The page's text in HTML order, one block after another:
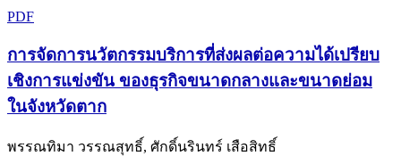
PDF
การจัดการนวัตกรรมบริการที่ส่งผลต่อความได้เปรียบ
เชิงการแข่งขัน ของธุรกิจขนาดกลางและขนาดย่อม
ในจังหวัดตาก
พรรณทิมา วรรณสุทธิ์, ศักดิ์นรินทร์ เสือสิทธิ์